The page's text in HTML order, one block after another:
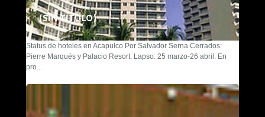
(SIN TÍTULO)
Status de hoteles en Acapulco Por Salvador Serna Cerrados:
Pierre Marqués y Palacio Resort. Lapso: 25 marzo-26 abril. En
pro...